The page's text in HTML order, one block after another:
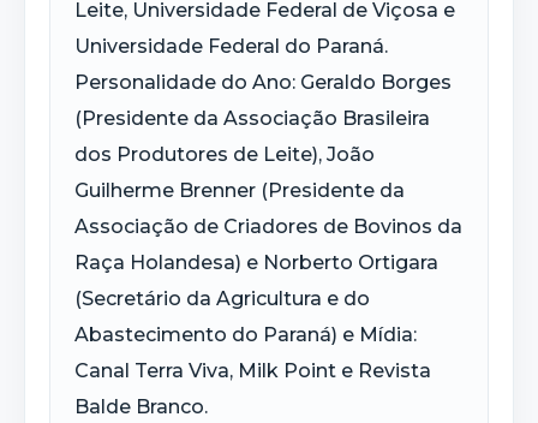
Leite, Universidade Federal de Viçosa e
Universidade Federal do Paraná.
Personalidade do Ano: Geraldo Borges
(Presidente da Associação Brasileira
dos Produtores de Leite), João
Guilherme Brenner (Presidente da
Associação de Criadores de Bovinos da
Raça Holandesa) e Norberto Ortigara
(Secretário da Agricultura e do
Abastecimento do Paraná) e Mídia:
Canal Terra Viva, Milk Point e Revista
Balde Branco.